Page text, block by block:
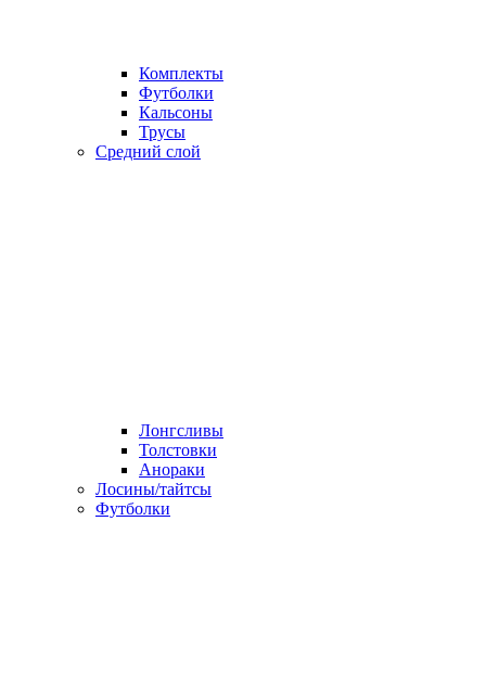
Комплекты
Футболки
Кальсоны
Трусы
Средний слой
Лонгсливы
Толстовки
Анораки
Лосины/тайтсы
Футболки